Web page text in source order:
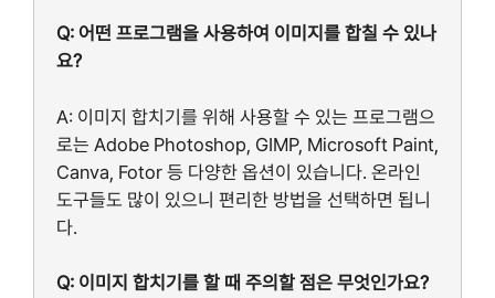
Q: 어떤 프로그램을 사용하여 이미지를 합칠 수 있나
요?
A: 이미지 합치기를 위해 사용할 수 있는 프로그램으
로는 Adobe Photoshop, GIMP, Microsoft Paint,
Canva, Fotor 등 다양한 옵션이 있습니다. 온라인
도구들도 많이 있으니 편리한 방법을 선택하면 됩니
다.
Q: 이미지 합치기를 할 때 주의할 점은 무엇인가요?